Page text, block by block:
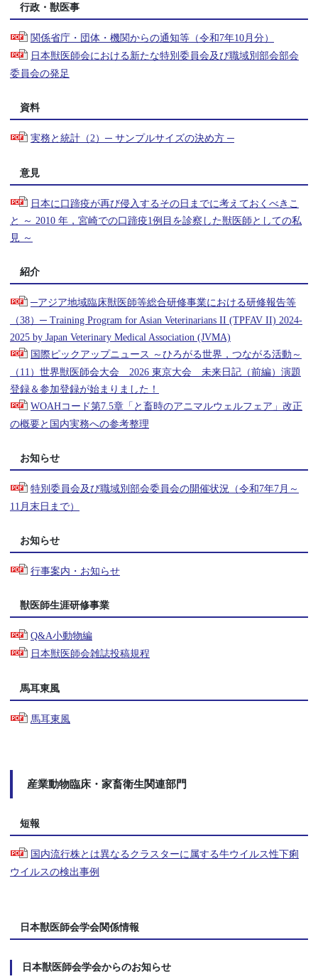
行政・獣医事
関係省庁・団体・機関からの通知等（令和7年10月分）
日本獣医師会における新たな特別委員会及び職域別部会部会
委員会の発足
資料
実務と統計（2）─ サンプルサイズの決め方 ─
意見
日本に口蹄疫が再び侵入するその日までに考えておくべきこ
と ～ 2010 年，宮崎での口蹄疫1例目を診察した獣医師としての私
見 ～
紹介
─アジア地域臨床獣医師等総合研修事業における研修報告等
（38）─ Training Program for Asian Veterinarians II (TPFAV II) 2024-
2025 by Japan Veterinary Medical Association (JVMA)
国際ピックアップニュース ～ひろがる世界，つながる活動～
（11）世界獣医師会大会 2026 東京大会 未来日記（前編）演題
登録＆参加登録が始まりました！
WOAHコード第7.5章「と畜時のアニマルウェルフェア」改正
の概要と国内実務への参考整理
お知らせ
特別委員会及び職域別部会委員会の開催状況（令和7年7月～
11月末日まで）
お知らせ
行事案内・お知らせ
獣医師生涯研修事業
Q&A小動物編
日本獣医師会雑誌投稿規程
馬耳東風
馬耳東風
産業動物臨床・家畜衛生関連部門
短報
国内流行株とは異なるクラスターに属する牛ウイルス性下痢
ウイルスの検出事例
日本獣医師会学会関係情報
日本獣医師会学会からのお知らせ